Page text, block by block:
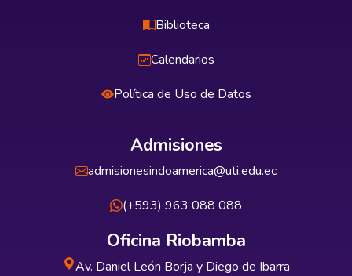
Biblioteca
Calendarios
Política de Uso de Datos
Admisiones
admisionesindoamerica@uti.edu.ec
(+593) 963 088 088
Oficina Riobamba
Av. Daniel León Borja y Diego de Ibarra